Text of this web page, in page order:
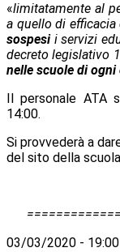
«limitatamente al
a quello di
sospesii servizi
decreto legislativo
nelle scuole di
Il personale ATA
14:00.
Si provvederà a
del sito della
03/03/2020 - 19:00